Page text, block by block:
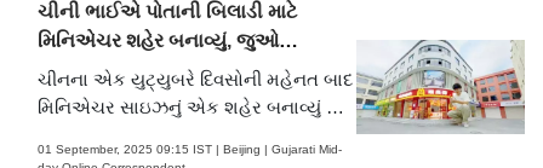
દેશના નાગરિકોના લોકશાહી અધિકારો માટે
કામ કરવા બદલ નોબેલ શાંતિ પુરસ્કાર 2025
એનાયત કરવામાં આવ્યો છે. જોકે ટ્રમ્પને
ઍવોર્ડ ન મળવાથી ભારતીયોનો એક અલગ
સોશિયલ મીડિયા પર ટ્રમ્પના મીમ્સ શૅર
ચીની ભાઈએ પોતાની બિલાડી માટે
મિનિએચર શહેર બનાવ્યું, જુઓ
તસવીરોમાં...
ચીનના એક યુટ્યુબરે દિવસોની મહેનત બાદ
મિનિએચર સાઇઝનું એક શહેર બનાવ્યું છે.
જેમાં સ્પા અને મૅક્ડોનલ્ડ્સ જેવાં ચેઇન ફૂડ
01 September, 2025 09:15 IST | Beijing | Gujarati Mid-